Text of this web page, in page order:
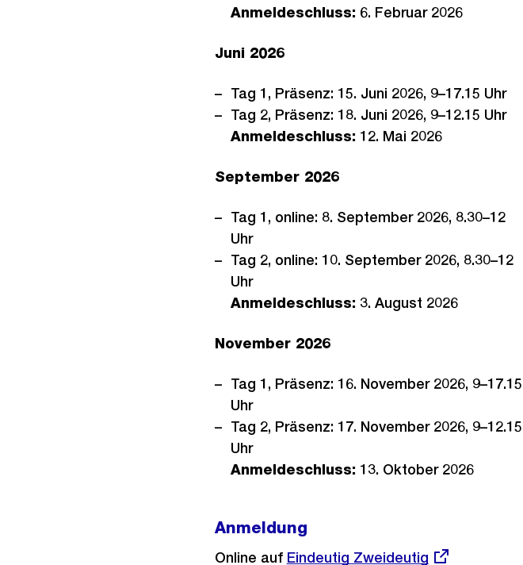
Anmeldeschluss: 6. Februar 2026
Juni 2026
Tag 1, Präsenz: 15. Juni 2026, 9–17.15 Uhr
Tag 2, Präsenz: 18. Juni 2026, 9–12.15 Uhr
Anmeldeschluss: 12. Mai 2026
September 2026
Tag 1, online: 8. September 2026, 8.30–12
Uhr
Tag 2, online: 10. September 2026, 8.30–12
Uhr
Anmeldeschluss: 3. August 2026
November 2026
Tag 1, Präsenz: 16. November 2026, 9–17.15
Uhr
Tag 2, Präsenz: 17. November 2026, 9–12.15
Uhr
Anmeldeschluss: 13. Oktober 2026
Anmeldung
Online auf Externer
Eindeutig Zweideutig